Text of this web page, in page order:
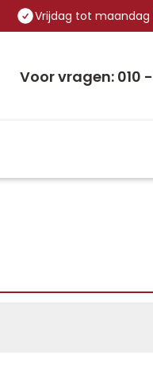
Vrijdag tot maandag
Voor vragen: 010